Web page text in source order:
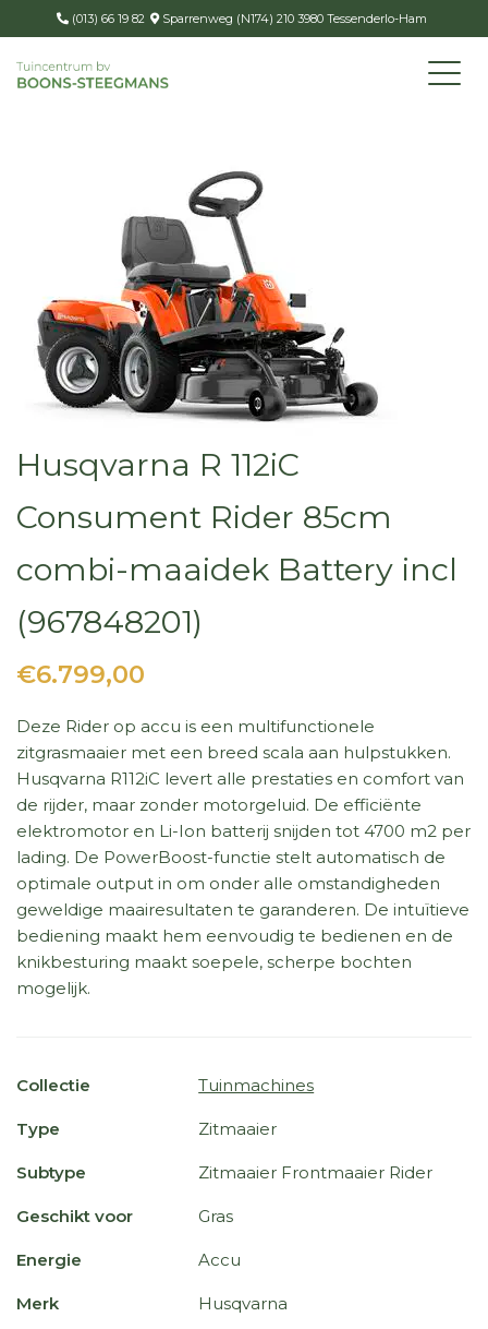
(013) 66 19 82 Sparrenweg (N174) 210 3980 Tessenderlo-Ham
Husqvarna R 112iC
Consument Rider 85cm
combi-maaidek Battery incl
(967848201)
€6.799,00
Deze Rider op accu is een multifunctionele
zitgrasmaaier met een breed scala aan hulpstukken.
Husqvarna R112iC levert alle prestaties en comfort van
de rijder, maar zonder motorgeluid. De efficiënte
elektromotor en Li-Ion batterij snijden tot 4700 m2 per
lading. De PowerBoost-functie stelt automatisch de
optimale output in om onder alle omstandigheden
geweldige maairesultaten te garanderen. De intuïtieve
bediening maakt hem eenvoudig te bedienen en de
knikbesturing maakt soepele, scherpe bochten
mogelijk.
Collectie Tuinmachines
Type Zitmaaier
Subtype Zitmaaier Frontmaaier Rider
Geschikt voor Gras
Energie Accu
Merk Husqvarna